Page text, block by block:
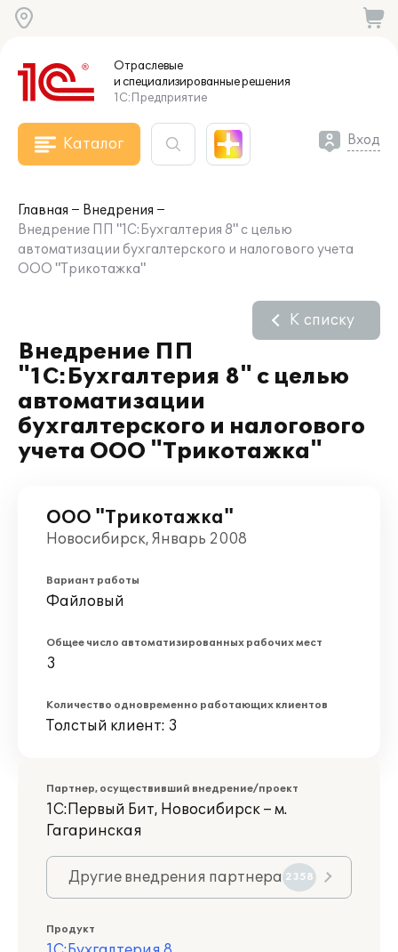
Отраслевые
и специализированныерешения
1С:Предприятие
Каталог Вход
Главная
Внедрения
Внедрение ПП "1С:Бухгалтерия 8" с целью
автоматизации бухгалтерского и налогового учета
ООО "Трикотажка"
Внедрение ПП
"1С:Бухгалтерия 8" с целью
автоматизации
бухгалтерского и налогового
учета ООО "Трикотажка"
К списку
ООО "Трикотажка"
Новосибирск, Январь 2008
Вариант работы
Файловый
Общее число автоматизированных рабочих мест
3
Количество одновременно работающих клиентов
Толстый клиент: 3
Партнер, осуществивший внедрение/проект
1С:Первый Бит, Новосибирск – м.
Гагаринская
Другие внедрения партнера 2358
Продукт